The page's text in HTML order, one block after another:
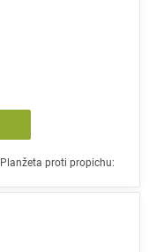
proti propichu: